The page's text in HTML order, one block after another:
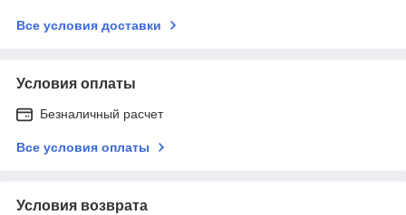
Все условия доставки
Условия оплаты
Безналичный расчет
Все условия оплаты
Условия возврата